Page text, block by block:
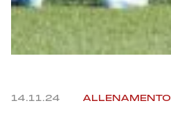
Isolani x Genoa
Gift Card Online Store
14.11.24 ALLENAMENTO